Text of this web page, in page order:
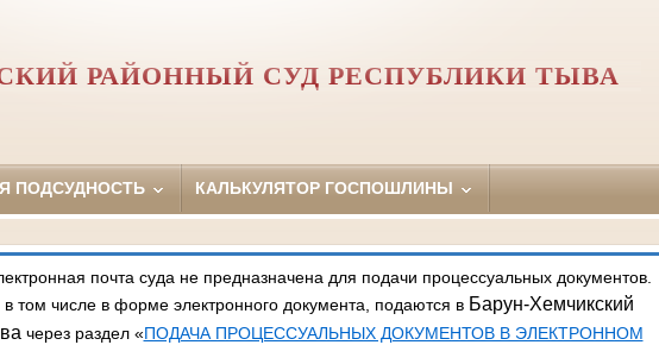
РАЙОННЫЙ СУД РЕСПУБЛИКИ ТЫВА
ПОДСУДНОСТЬ КАЛЬКУЛЯТОР ГОСПОШЛИНЫ
почта суда не предназначена для подачи процессуальных документов.
том числе в форме электронного документа, подаются в Барун-Хемчикский
через раздел «ПОДАЧА ПРОЦЕССУАЛЬНЫХ ДОКУМЕНТОВ В ЭЛЕКТРОННОМ